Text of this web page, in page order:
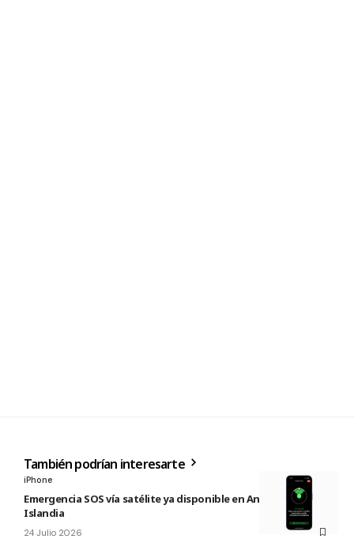
También podrían interesarte
iPhone
Emergencia SOS vía satélite ya disponible en Andorra e
Islandia
24 Julio 2026